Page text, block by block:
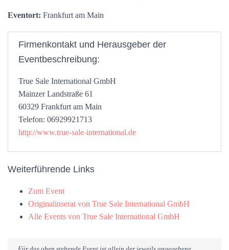
Eventort: Frankfurt am Main
Firmenkontakt und Herausgeber der
Eventbeschreibung:
True Sale International GmbH
Mainzer Landstraße 61
60329 Frankfurt am Main
Telefon: 06929921713
http://www.true-sale-international.de
Weiterführende Links
Zum Event
Originalinserat von True Sale International GmbH
Alle Events von True Sale International GmbH